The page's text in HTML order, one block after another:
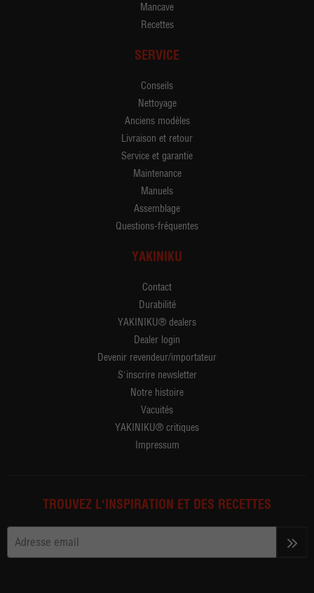
Mancave
Recettes
SERVICE
Conseils
Nettoyage
Anciens modèles
Livraison et retour
Service et garantie
Maintenance
Manuels
Assemblage
Questions-fréquentes
YAKINIKU
Contact
Durabilité
YAKINIKU® dealers
Dealer login
Devenir revendeur/importateur
S'inscrire newsletter
Notre histoire
Vacuités
YAKINIKU® critiques
Impressum
TROUVEZ L'INSPIRATION ET DES RECETTES